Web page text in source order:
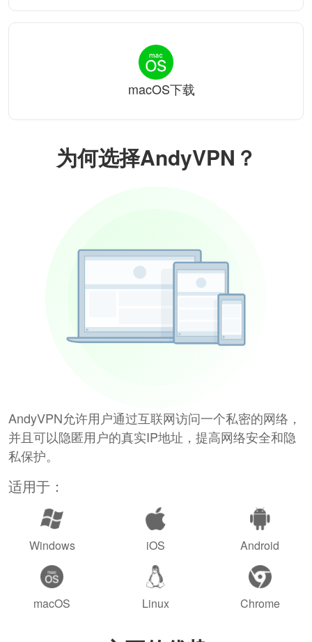
为何选择AndyVPN？
AndyVPN允许用户通过互联网访问一个私密的网络，
并且可以隐匿用户的真实IP地址，提高网络安全和隐
私保护。
适用于：
Windows iOS Android
macOS Linux Chrome
macOS下载